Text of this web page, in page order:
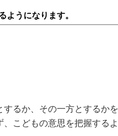
うになります。
るか、その一方とするかを
こどもの意思を把握するよ